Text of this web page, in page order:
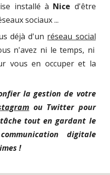
installé à Nice d'être
sociaux ...
déjà d'un réseau social
n'avez ni le temps, ni
vous en occuper et la
la gestion de votre
ou Twitter pour
tout en gardant le
digitale
!